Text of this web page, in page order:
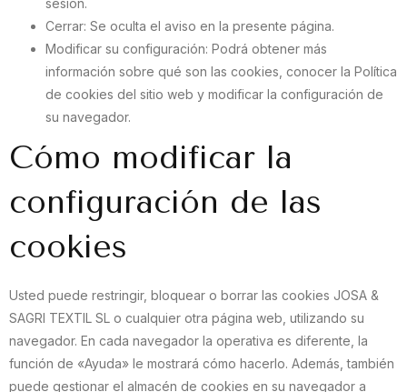
sesión.
Cerrar: Se oculta el aviso en la presente página.
Modificar su configuración: Podrá obtener más
información sobre qué son las cookies, conocer la Política
de cookies del sitio web y modificar la configuración de
su navegador.
Cómo modificar la
configuración de las
cookies
Usted puede restringir, bloquear o borrar las cookies JOSA &
SAGRI TEXTIL SL o cualquier otra página web, utilizando su
navegador. En cada navegador la operativa es diferente, la
función de «Ayuda» le mostrará cómo hacerlo. Además, también
puede gestionar el almacén de cookies en su navegador a